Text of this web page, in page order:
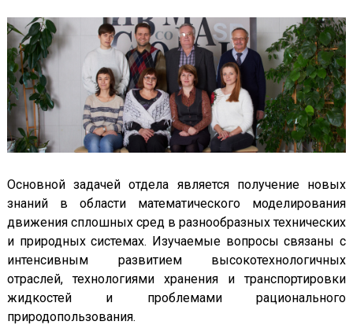
Основной задачей отдела является получение новых
знаний в области математического моделирования
движения сплошных сред в разнообразных технических
и природных системах. Изучаемые вопросы связаны с
интенсивным развитием высокотехнологичных
отраслей, технологиями хранения и транспортировки
жидкостей и проблемами рационального
природопользования.